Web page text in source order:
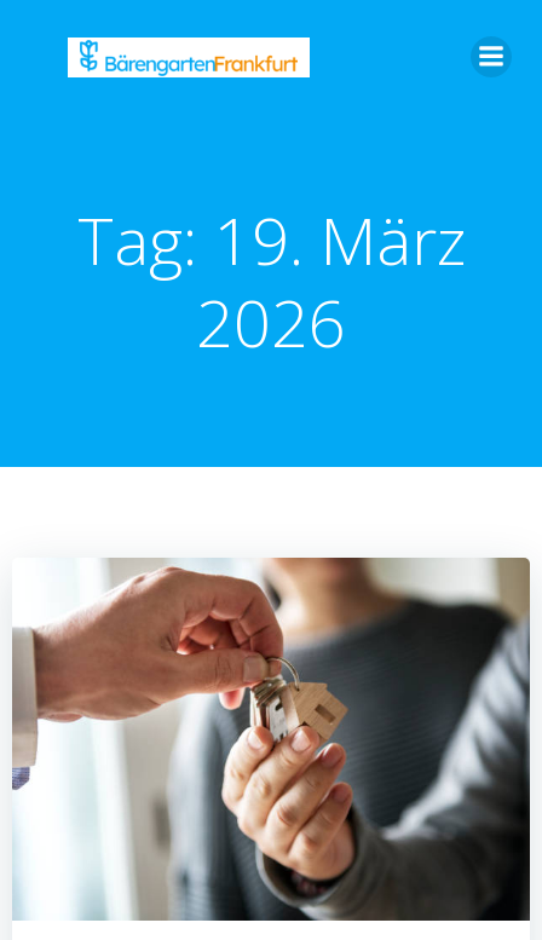
Inhalt
springen
Tag: 19. März
2026